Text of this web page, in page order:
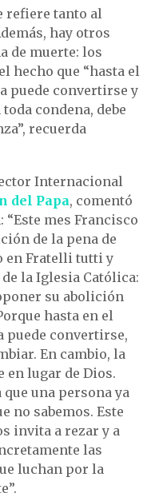
refiere tanto al
hay otros
de muerte: los
hecho que “hasta el
puede convertirse y
condena, debe
recuerda
Internacional
del Papa, comentó
mes Francisco
de la pena de
en Fratelli tutti y
la Iglesia Católica:
su abolición
hasta en el
puede convertirse,
En cambio, la
en lugar de Dios.
una persona ya
no sabemos. Este
invita a rezar y a
las
luchan por la